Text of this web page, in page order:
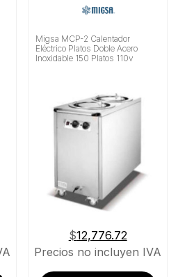
Migsa MCP-2 Calentador
Eléctrico Platos Doble Acero
Inoxidable 150 Platos 110v
$12,776.72
Precios no incluyen IVA